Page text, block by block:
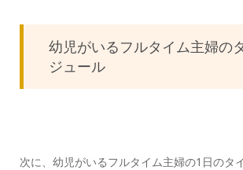
幼児がいるフルタイム主婦の
ジュール
次に、幼児がいるフルタイム主婦の1日のタ